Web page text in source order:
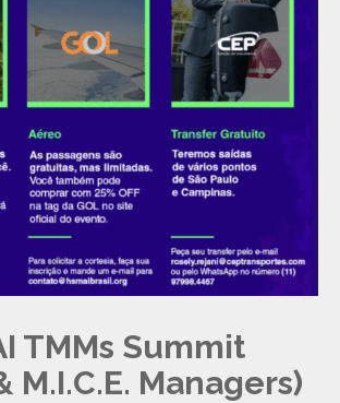
TMMs Summit
M.I.C.E. Managers)